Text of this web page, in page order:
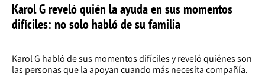
Karol G reveló quién la ayuda en sus momentos
difíciles: no solo habló de su familia
Karol G habló de sus momentos difíciles y reveló quiénes son
las personas que la apoyan cuando más necesita compañía.